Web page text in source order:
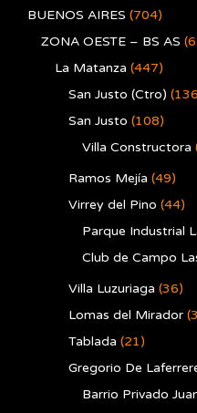
BUENOS AIRES (704)
ZONA OESTE – BS AS
La Matanza (447)
San Justo (Ctro)
San Justo (108)
Villa Constructora
Ramos Mejía (49)
Virrey del Pino (44)
Parque Industrial
Club de Campo
Villa Luzuriaga (36)
Lomas del Mirador
Tablada (21)
Gregorio De
Barrio Privado